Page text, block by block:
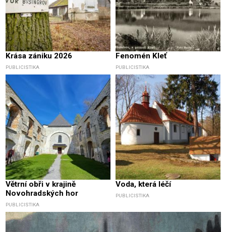
Krása zániku 2026
PUBLICISTIKA
Fenomén Kleť
PUBLICISTIKA
Větrní obři v krajině
Novohradských hor
PUBLICISTIKA
Voda, která léčí
PUBLICISTIKA